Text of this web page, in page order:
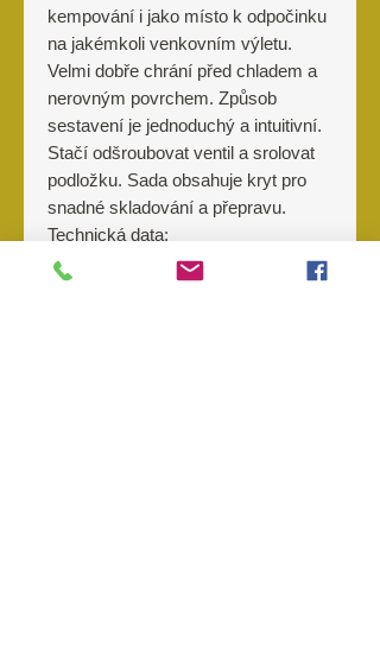
kempování i jako místo k odpočinku
na jakémkoli venkovním výletu.
Velmi dobře chrání před chladem a
nerovným povrchem. Způsob
sestavení je jednoduchý a intuitivní.
Stačí odšroubovat ventil a srolovat
podložku. Sada obsahuje kryt pro
snadné skladování a přepravu.
Technická data:
Barva:Oliv